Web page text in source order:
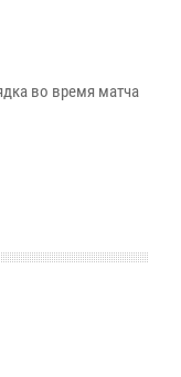
во время матча